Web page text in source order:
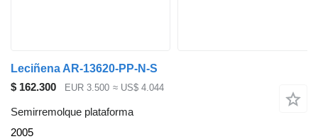
Leciñena AR-13620-PP-N-S
$ 162.300
EUR 3.500 ≈ US$ 4.044
Semirremolque plataforma
2005